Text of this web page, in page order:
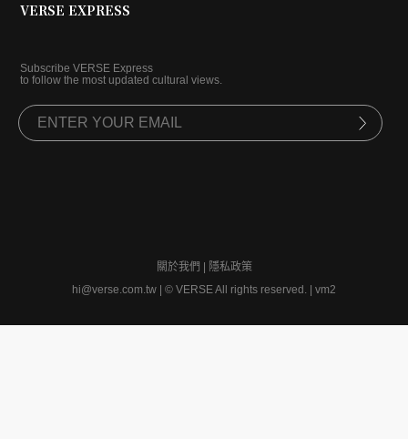
VERSE EXPRESS
Subscribe VERSE Express
to follow the most updated cultural views.
關於我們
隱私政策
hi@verse.com.tw
© VERSE All rights reserved. | vm2